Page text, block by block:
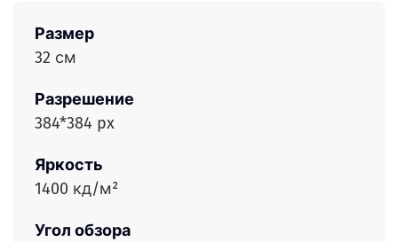
Размер
32 см
Разрешение
384*384 px
Яркость
1400 кд/м²
Угол обзора